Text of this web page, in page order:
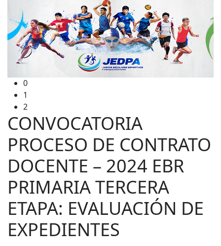
0
1
2
CONVOCATORIA
PROCESO DE CONTRATO
DOCENTE – 2024 EBR
PRIMARIA TERCERA
ETAPA: EVALUACIÓN DE
EXPEDIENTES